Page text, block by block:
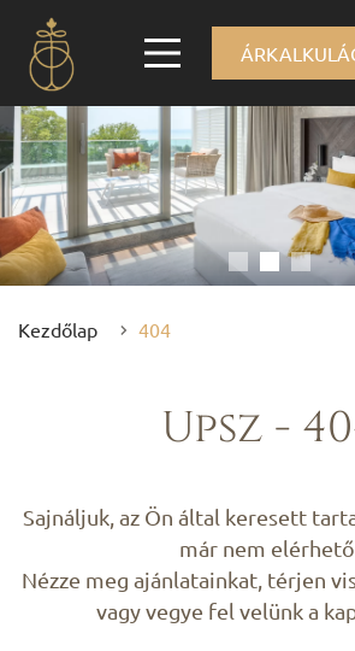
Kezdőlap 404
Upsz -
Sajnáljuk, az Ön által keresett
már nem
Nézze meg ajánlatainkat, térjen
vagy vegye fel velünk a